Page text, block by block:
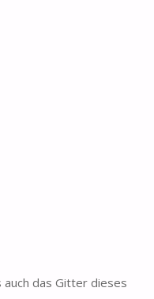
das Gitter dieses